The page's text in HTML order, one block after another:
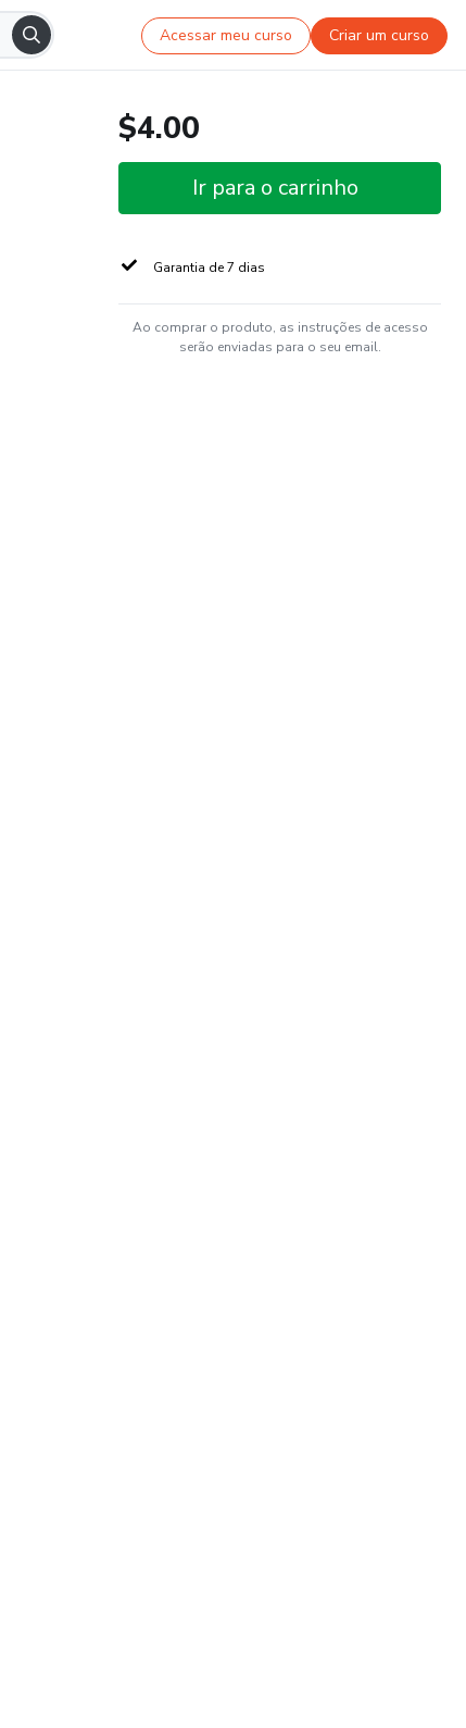
Acessar meu curso Criar um curso
$4.00
Ir para o carrinho
Garantia de 7 dias
Ao comprar o produto, as instruções de acesso
serão enviadas para o seu email.